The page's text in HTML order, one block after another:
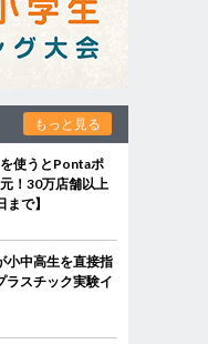
もっと見る
使うとPontaポ
！30万店舗以上
で】
小中高生を直接指
スチック実験イ